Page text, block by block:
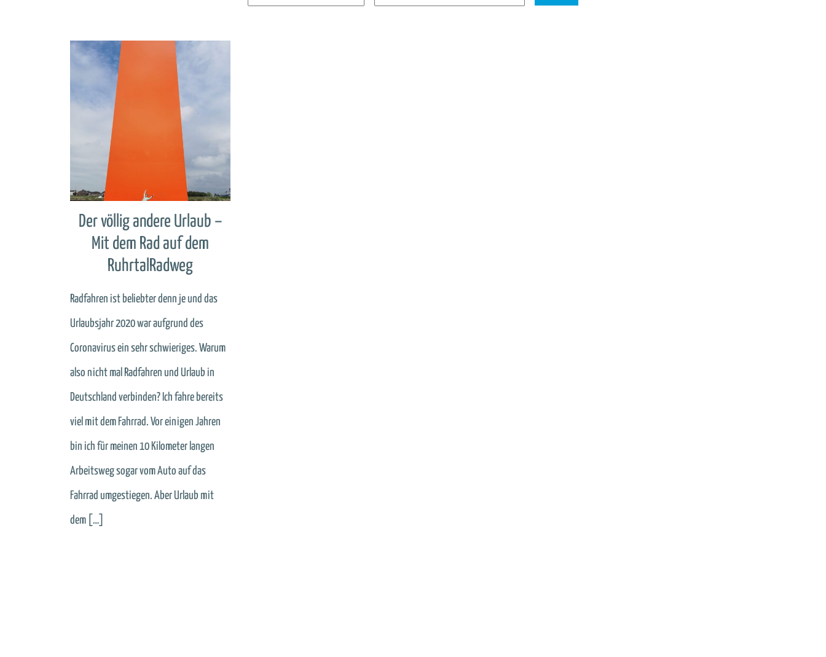
Der völlig andere Urlaub –
Mit dem Rad auf dem
RuhrtalRadweg
Radfahren ist beliebter denn je und das
Urlaubsjahr 2020 war aufgrund des
Coronavirus ein sehr schwieriges. Warum
also nicht mal Radfahren und Urlaub in
Deutschland verbinden? Ich fahre bereits
viel mit dem Fahrrad. Vor einigen Jahren
bin ich für meinen 10 Kilometer langen
Arbeitsweg sogar vom Auto auf das
Fahrrad umgestiegen. Aber Urlaub mit
dem […]